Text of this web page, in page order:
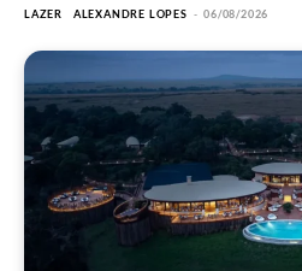
LAZER ALEXANDRE LOPES - 06/08/2026